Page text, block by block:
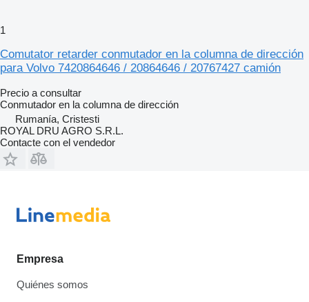
1
Comutator retarder conmutador en la columna de dirección
para Volvo 7420864646 / 20864646 / 20767427 camión
Precio a consultar
Conmutador en la columna de dirección
Rumanía, Cristesti
ROYAL DRU AGRO S.R.L.
Contacte con el vendedor
Empresa
Quiénes somos